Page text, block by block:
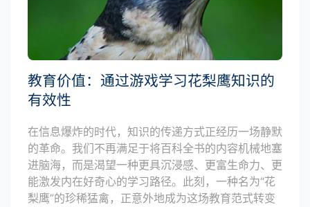
教育价值：通过游戏学习花梨鹰知识的
有效性
在信息爆炸的时代，知识的传递方式正经历一场静默
的革命。我们不再满足于将百科全书的内容机械地塞
进脑海，而是渴望一种更具沉浸感、更富生命力、更
能激发内在好奇心的学习路径。此刻，一种名为“花
梨鹰”的珍稀猛禽，正意外地成为这场教育范式转变